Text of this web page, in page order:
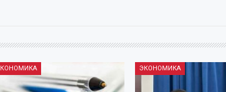
ЭКОНОМИКА